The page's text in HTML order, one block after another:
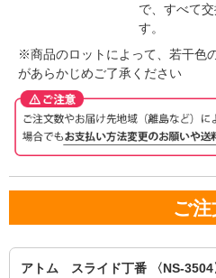
で、すべて
す。
※商品のロットによって、若干色
があらかじめご了承ください
ご注
アトム スライド丁番 〈NS-3504